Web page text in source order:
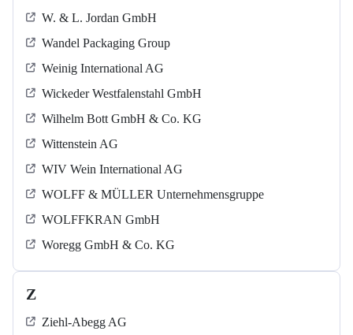
W. & L. Jordan GmbH
Wandel Packaging Group
Weinig International AG
Wickeder Westfalenstahl GmbH
Wilhelm Bott GmbH & Co. KG
Wittenstein AG
WIV Wein International AG
WOLFF & MÜLLER Unternehmensgruppe
WOLFFKRAN GmbH
Woregg GmbH & Co. KG
Z
Ziehl-Abegg AG